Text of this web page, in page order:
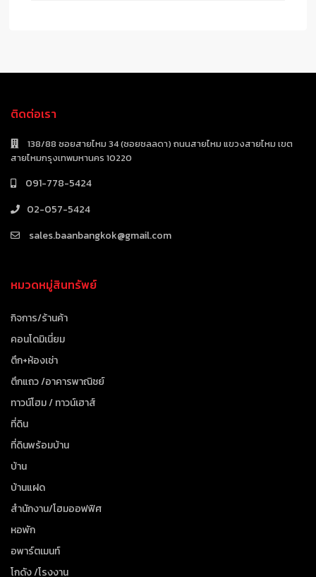
ติดต่อเรา
138/88 ซอยสายไหม 34 (ซอยชลลดา) ถนนสายไหม แขวงสายไหม เขต
สายไหมกรุงเทพมหานคร 10220
091-778-5424
02-057-5424
sales.baanbangkok@gmail.com
หมวดหมู่สินทรัพย์
กิจการ/ร้านค้า
คอนโดมิเนี่ยม
ตึก+ห้องเช่า
ตึกแถว /อาคารพาณิชย์
ทาวน์โฮม / ทาวน์เฮาส์
ที่ดิน
ที่ดินพร้อมบ้าน
บ้าน
บ้านแฝด
สำนักงาน/โฮมออฟฟิศ
หอพัก
อพาร์ตเมนท์
โกดัง /โรงงาน